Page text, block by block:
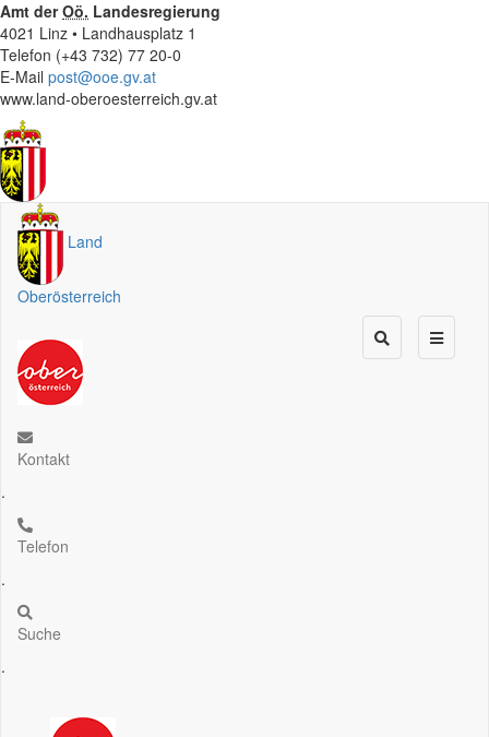
Amt derOö. Landesregierung
4021 Linz • Landhausplatz 1
Telefon (+43 732) 77 20-0
E-Mail post@ooe.gv.at
www.land-oberoesterreich.gv.at
Land
Oberösterreich
Kontakt
.
Telefon
.
Suche
.